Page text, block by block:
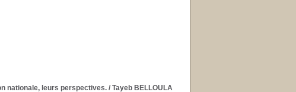
nationale, leurs perspectives./ Tayeb BELLOULA